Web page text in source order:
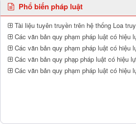
Phổ biến pháp luật
Tài liệu tuyên truyền trên hệ thống Loa
Các văn bản quy phạm pháp luật có hiệu
Các văn bản quy phạm pháp luật có hiệu
Các văn bản quy phạp pháp luật có hiệu
Các văn bản quy phạm pháp luật có hiệu